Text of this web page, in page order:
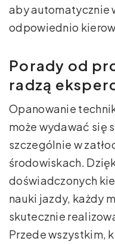
aby automatycznie
odpowiednio
Porady od
radzą
Opanowanie
może wydawać się
szczególnie w
środowiskach.
doświadczonych
nauki jazdy, każdy
skutecznie
Przede wszystkim,